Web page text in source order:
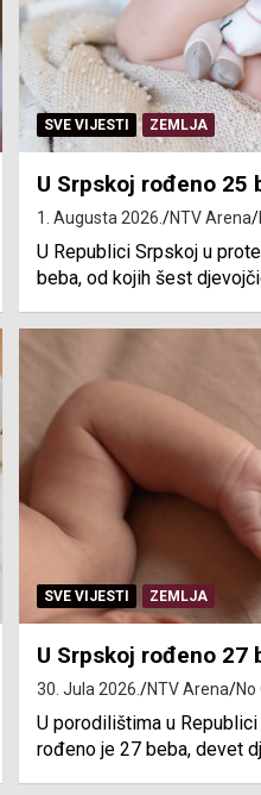
SVE VIJESTI ZEMLJA
U Srpskoj rođeno 25
1. Augusta 2026. NTV Arena
U Republici Srpskoj u
beba, od kojih šest
SVE VIJESTI ZEMLJA
U Srpskoj rođeno 27
30. Jula 2026. NTV Arena No
U porodilištima u
rođeno je 27 beba, devet